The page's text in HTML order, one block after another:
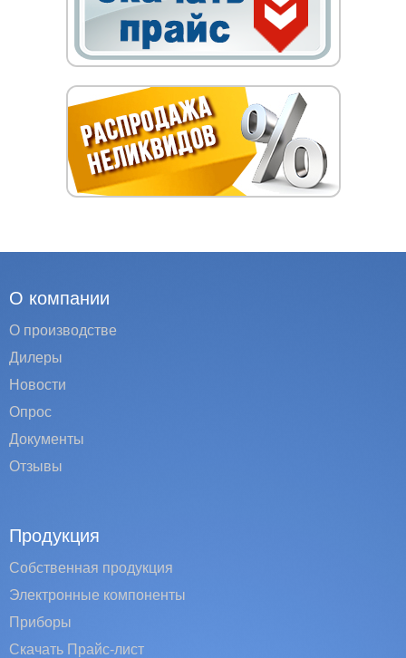
О компании
О производстве
Дилеры
Новости
Опрос
Документы
Отзывы
Продукция
Собственная продукция
Электронные компоненты
Приборы
Скачать Прайс-лист